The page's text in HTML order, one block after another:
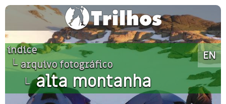
EN
índice
└arquivo fotográfico
└ alta montanha